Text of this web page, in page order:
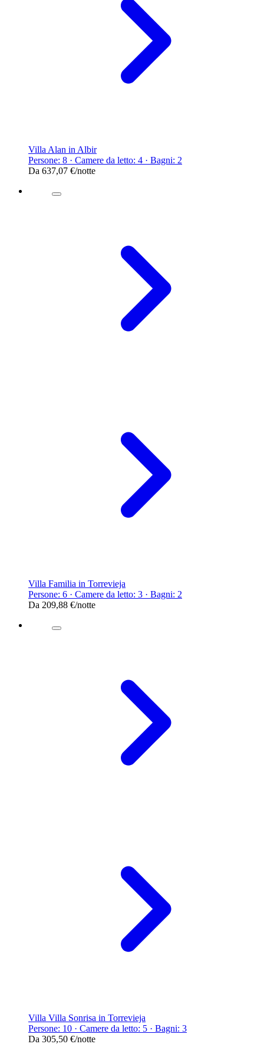
Villa Alan in Albir
Persone: 8 · Camere da letto: 4 · Bagni: 2
Da 637,07 €/notte
Villa Familia in Torrevieja
Persone: 6 · Camere da letto: 3 · Bagni: 2
Da 209,88 €/notte
Villa Villa Sonrisa in Torrevieja
Persone: 10 · Camere da letto: 5 · Bagni: 3
Da 305,50 €/notte